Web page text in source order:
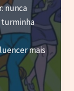
nunca
turminha
mais